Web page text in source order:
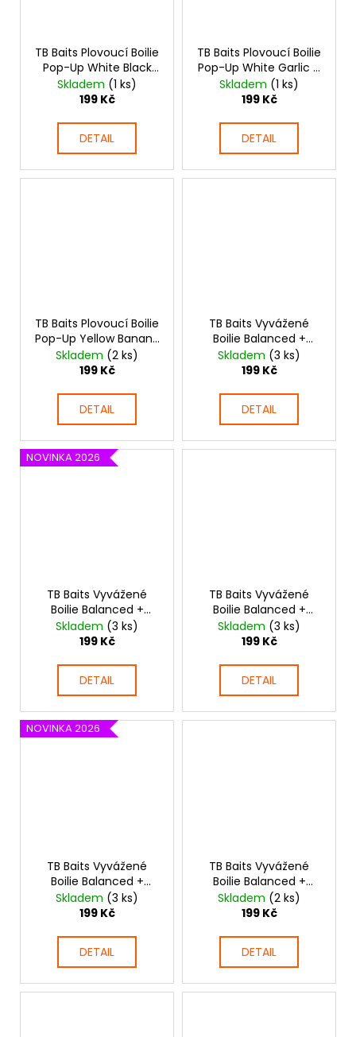
TB Baits Plovoucí Boilie
Pop-Up White Black
Pepper + NHDC 65 g
Skladem (1 ks)
199 Kč
DETAIL
TB Baits Plovoucí Boilie
Pop-Up White Garlic +
NHDC 65 g
Skladem (1 ks)
199 Kč
DETAIL
TB Baits Plovoucí Boilie
Pop-Up Yellow Banana
Pineapple + NHDC 65 g
Skladem (2 ks)
199 Kč
DETAIL
TB Baits Vyvážené
Boilie Balanced +
Atraktor Amur 100 g
Skladem (3 ks)
199 Kč
DETAIL
NOVINKA 2026
TB Baits Vyvážené
Boilie Balanced +
Atraktor Corn 100 g
Skladem (3 ks)
199 Kč
DETAIL
TB Baits Vyvážené
Boilie Balanced +
Atraktor GLM Squid
Strawberry 100 g
Skladem (3 ks)
199 Kč
DETAIL
NOVINKA 2026
TB Baits Vyvážené
Boilie Balanced +
Atraktor Grand Krill 100
g
Skladem (3 ks)
199 Kč
DETAIL
TB Baits Vyvážené
Boilie Balanced +
Atraktor Orient Shrimp
100 g
Skladem (2 ks)
199 Kč
DETAIL